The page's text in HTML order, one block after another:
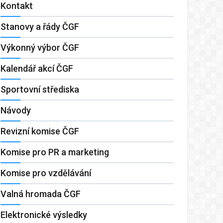
Kontakt
Stanovy a řády ČGF
Výkonný výbor ČGF
Kalendář akcí ČGF
Sportovní střediska
Návody
Revizní komise ČGF
Komise pro PR a marketing
Komise pro vzdělávání
Valná hromada ČGF
Elektronické výsledky